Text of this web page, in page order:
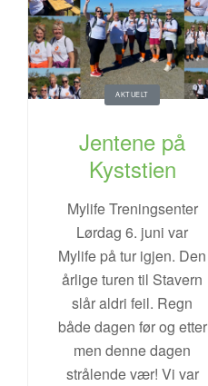
AKTUELT
Jentene på
Kyststien
Mylife Treningsenter
Lørdag 6. juni var
Mylife på tur igjen. Den
årlige turen til Stavern
slår aldri feil. Regn
både dagen før og etter
men denne dagen
strålende vær! Vi var